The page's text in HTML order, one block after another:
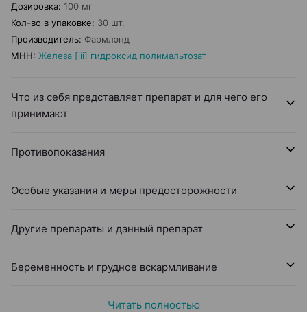
Дозировка: 100 мг
Кол-во в упаковке: 30 шт.
Производитель: Фармлэнд
МНН: Железа [iii] гидроксид полимальтозат
Что из себя представляет препарат и для чего его
принимают
Противопоказания
Особые указания и меры предосторожности
Другие препараты и данный препарат
Беременность и грудное вскармливание
Читать полностью